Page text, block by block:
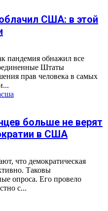
США: в этой
пандемия обнажил все
Штаты
прав человека в самых
сша
больше не верят
в США
что демократическая
Таковы
опроса. Его провело
с...